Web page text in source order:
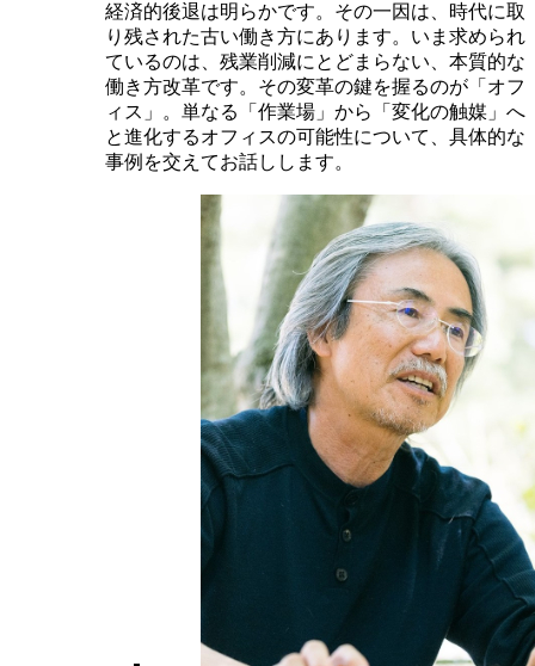
経済的後退は明らかです。その一因は、時代に取
り残された古い働き方にあります。いま求められ
ているのは、残業削減にとどまらない、本質的な
働き方改革です。その変革の鍵を握るのが「オフ
ィス」。単なる「作業場」から「変化の触媒」へ
と進化するオフィスの可能性について、具体的な
事例を交えてお話しします。